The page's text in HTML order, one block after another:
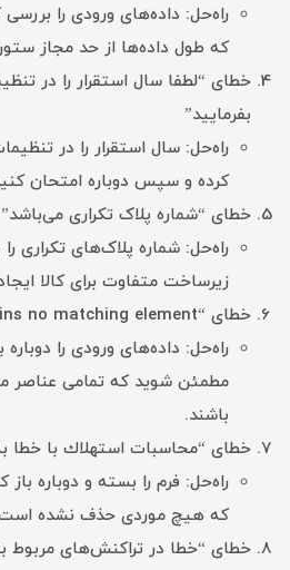
راه‌حل: داده‌های ورودی را
که طول داده‌ها از حد مجاز
خطای “لطفا سال استقرار را در
بفرمایید”
راه‌حل: سال استقرار را در
کرده و سپس دوباره امتحان
خطای “شماره پلاک تکراری می‌باشد”
راه‌حل: شماره پلاک‌های تکراری
زیرساخت متفاوت برای کالا
خطای “sequence contains no matching element”
راه‌حل: داده‌های ورودی را
مطمئن شوید که تمامی عناصر
باشند.
خطای “محاسبات استهلاك با خطا
راه‌حل: فرم را بسته و دوباره
که هیچ موردی حذف نشده
خطای “خطا در تراکنش‌های مربوط